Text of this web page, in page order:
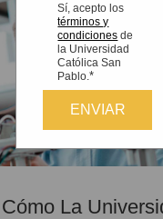
Cómo La
Sí, acepto los
términos y
condiciones de
la Universidad
Católica San
Pablo.*